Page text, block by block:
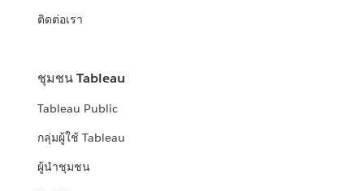
ติดต่อเรา
ชุมชน Tableau
Tableau Public
กลุ่มผู้ใช้ Tableau
ผู้นำชุมชน